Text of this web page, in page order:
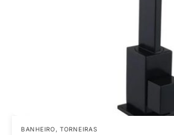
BANHEIRO ,TORNEIRAS